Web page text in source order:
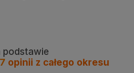
podstawie
opinii z całego okresu